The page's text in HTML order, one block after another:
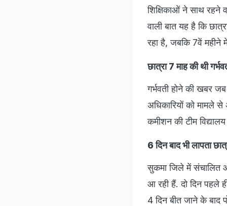
शिक्षिकाओं ने साथ रहने
वाली बात यह है कि
रहा है, जबकि 7वें
छात्रा 7 माह की थी
गर्भवती होने की खबर
अधिकारियों को मामले
कमीशन की टीम
6 दिन बाद भी लापता
सुकमा जिले में संचालित
आ रही हैं. दो दिन पहले
4 दिन बीत जाने के बाद